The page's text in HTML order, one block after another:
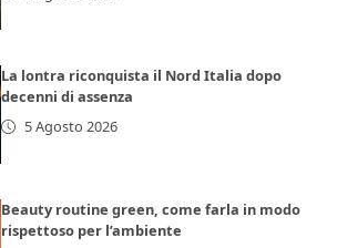
La lontra riconquista il Nord Italia dopo
decenni di assenza
5 Agosto 2026
Beauty routine green, come farla in modo
rispettoso per l’ambiente